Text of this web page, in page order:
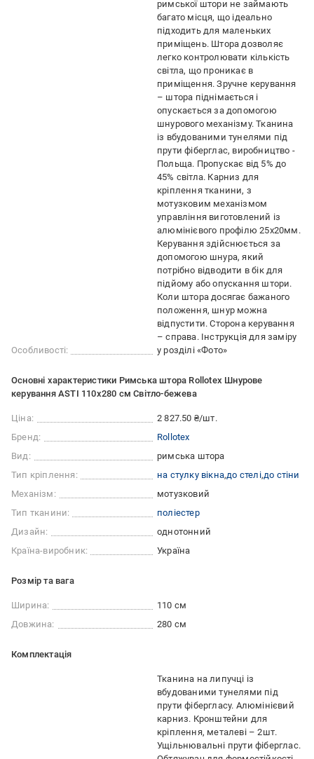
Особливості:
римської штори не займають
багато місця, що ідеально
підходить для маленьких
приміщень. Штора дозволяє
легко контролювати кількість
світла, що проникає в
приміщення. Зручне керування
– штора піднімається і
опускається за допомогою
шнурового механізму. Тканина
із вбудованими тунелями під
прути фіберглас, виробництво -
Польща. Пропускає від 5% до
45% світла. Карниз для
кріплення тканини, з
мотузковим механізмом
управління виготовлений із
алюмінієвого профілю 25х20мм.
Керування здійснюється за
допомогою шнура, який
потрібно відводити в бік для
підйому або опускання штори.
Коли штора досягає бажаного
положення, шнур можна
відпустити. Сторона керування
– справа. Інструкція для заміру
у розділі «Фото»
Основні характеристики Римська штора Rollotex Шнурове
керування ASTI 110x280 см Світло-бежева
Ціна:
2 827.50 ₴/шт.
Бренд:
Rollotex
Вид:
римська штора
Тип кріплення:
на стулку вікна до стелі до стіни
Механізм:
мотузковий
Тип тканини:
поліестер
Дизайн:
однотонний
Країна-виробник:
Україна
Розмір та вага
Ширина:
110 см
Довжина:
280 см
Комплектація
Тканина на липучці із
вбудованими тунелями під
прути фібергласу. Алюмінієвий
карниз. Кронштейни для
кріплення, металеві – 2шт.
Ущільнювальні прути фіберглас.